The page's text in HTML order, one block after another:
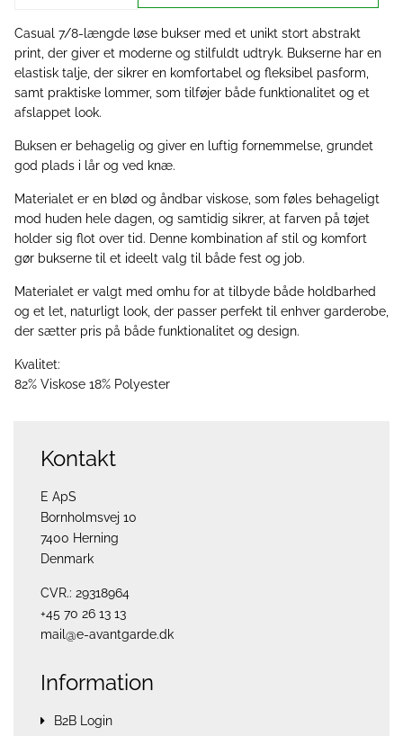
Casual 7/8-længde løse bukser med et unikt stort abstrakt
print, der giver et moderne og stilfuldt udtryk. Bukserne har en
elastisk talje, der sikrer en komfortabel og fleksibel pasform,
samt praktiske lommer, som tilføjer både funktionalitet og et
afslappet look.
Buksen er behagelig og giver en luftig fornemmelse, grundet
god plads i lår og ved knæ.
Materialet er en blød og åndbar viskose, som føles behageligt
mod huden hele dagen, og samtidig sikrer, at farven på tøjet
holder sig flot over tid. Denne kombination af stil og komfort
gør bukserne til et ideelt valg til både fest og job.
Materialet er valgt med omhu for at tilbyde både holdbarhed
og et let, naturligt look, der passer perfekt til enhver garderobe,
der sætter pris på både funktionalitet og design.
Kvalitet:
82% Viskose 18% Polyester
Kontakt
E ApS
Bornholmsvej 10
7400 Herning
Denmark
CVR.: 29318964
+45 70 26 13 13
mail@e-avantgarde.dk
Information
B2B Login